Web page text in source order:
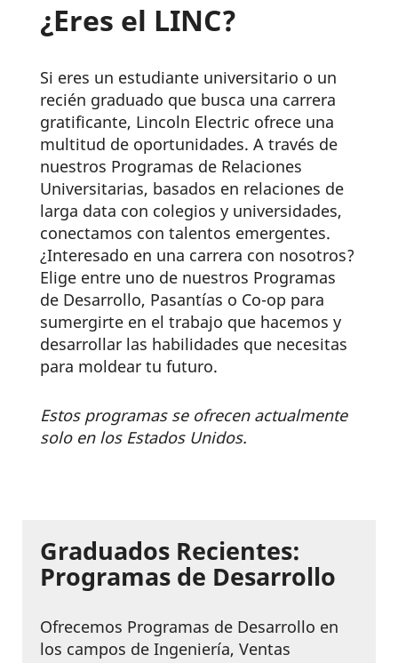
¿Eres el LINC?
Si eres un estudiante universitario o un
recién graduado que busca una carrera
gratificante, Lincoln Electric ofrece una
multitud de oportunidades. A través de
nuestros Programas de Relaciones
Universitarias, basados en relaciones de
larga data con colegios y universidades,
conectamos con talentos emergentes.
¿Interesado en una carrera con nosotros?
Elige entre uno de nuestros Programas
de Desarrollo, Pasantías o Co-op para
sumergirte en el trabajo que hacemos y
desarrollar las habilidades que necesitas
para moldear tu futuro.
Estos programas se ofrecen actualmente
solo en los Estados Unidos.
Graduados Recientes:
Programas de Desarrollo
Ofrecemos Programas de Desarrollo en
los campos de Ingeniería, Ventas